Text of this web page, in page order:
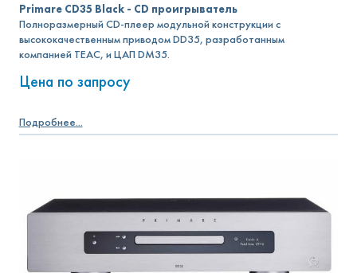
Primare CD35 Black - CD проигрыватель
Полноразмерный CD-плеер модульной конструкции с
высококачественным приводом DD35, разработанным
компанией TEAC, и ЦАП DM35.
Цена по запросу
Подробнее...